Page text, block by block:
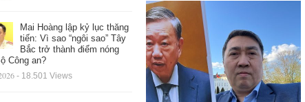
Mai Hoàng lập kỷ lục thăng
tiến: Vì sao “ngôi sao” Tây
Bắc trở thành điểm nóng
Công an?
- 18.501 Views